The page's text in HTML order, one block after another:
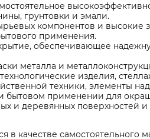
грунтовки и эмали.
компонентов и
применения.
обеспечивающее
металла и
изделия,
техники, элементы
бытовом применении для
и деревянных поверхностей
в качестве